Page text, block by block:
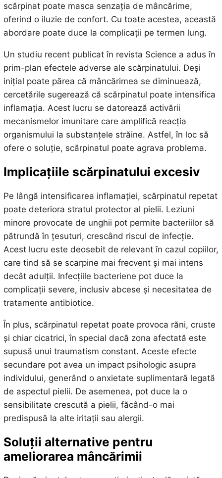
scărpinat poate masca senzația de mâncărime,
oferind o iluzie de confort. Cu toate acestea, această
abordare poate duce la complicații pe termen lung.
Un studiu recent publicat în revista Science a adus în
prim-plan efectele adverse ale scărpinatului. Deși
inițial poate părea că mâncărimea se diminuează,
cercetările sugerează că scărpinatul poate intensifica
inflamația. Acest lucru se datorează activării
mecanismelor imunitare care amplifică reacția
organismului la substanțele străine. Astfel, în loc să
ofere o soluție, scărpinatul poate agrava problema.
Implicațiile scărpinatului excesiv
Pe lângă intensificarea inflamației, scărpinatul repetat
poate deteriora stratul protector al pielii. Leziuni
minore provocate de unghii pot permite bacteriilor să
pătrundă în țesuturi, crescând riscul de infecție.
Acest lucru este deosebit de relevant în cazul copiilor,
care tind să se scarpine mai frecvent și mai intens
decât adulții. Infecțiile bacteriene pot duce la
complicații severe, inclusiv abcese și necesitatea de
tratamente antibiotice.
În plus, scărpinatul repetat poate provoca răni, cruste
și chiar cicatrici, în special dacă zona afectată este
supusă unui traumatism constant. Aceste efecte
secundare pot avea un impact psihologic asupra
individului, generând o anxietate suplimentară legată
de aspectul pielii. De asemenea, pot duce la o
sensibilitate crescută a pielii, făcând-o mai
predispusă la alte iritații sau alergii.
Soluții alternative pentru
ameliorarea mâncărimii